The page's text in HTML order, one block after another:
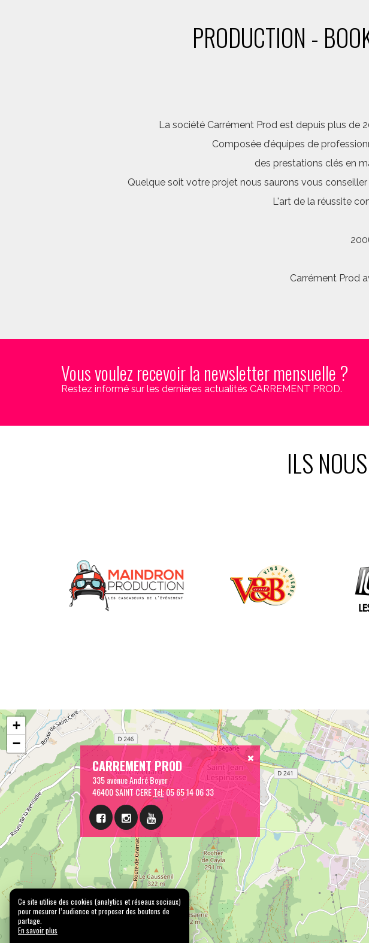
PRODUCTION -
La société Carrément Prod est depuis plus de
Composée d’équipes de
des prestations clés en
Quelque soit votre projet nous saurons vous
L'art de la réussite
Carrément Prod
Vous voulez recevoir la newsletter mensuelle ?
Restez informé sur les dernières actualités CARREMENT PROD.
ILS
CARREMENT PROD
335 avenue André Boyer
46400 SAINT CERETél:05 65 14 06 33
+
−
Ce site utilise des cookies (analytics et réseaux sociaux)
pour mesurer l’audience et proposer des boutons de
partage.
En savoir plus